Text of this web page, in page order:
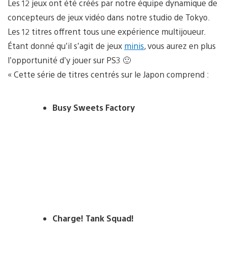
Les 12 jeux ont été créés par notre équipe dynamique de
concepteurs de jeux vidéo dans notre studio de Tokyo.
Les 12 titres offrent tous une expérience multijoueur.
Étant donné qu’il s’agit de jeux minis, vous aurez en plus
l’opportunité d’y jouer sur PS3 🙂
« Cette série de titres centrés sur le Japon comprend :
Busy Sweets Factory
Charge! Tank Squad!